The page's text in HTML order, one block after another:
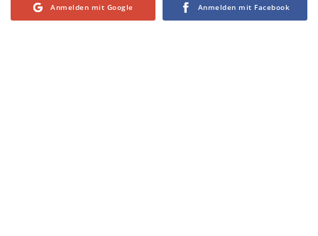
Login with Google Login with Facebook